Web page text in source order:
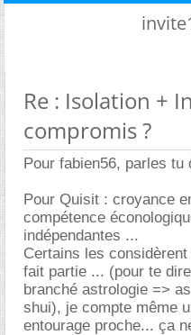
Re : Isolation +
compromis ?
Pour fabien56, parles tu
Pour Quisit : croyance
compétence
indépendantes ...
Certains les
fait partie ... (pour te
branché astrologie =>
shui), je compte même
entourage proche... ça